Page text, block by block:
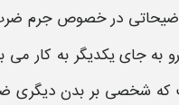
در خصوص جرم
به جای یکدیگر به کار می
که شخصی بر بدن دیگری